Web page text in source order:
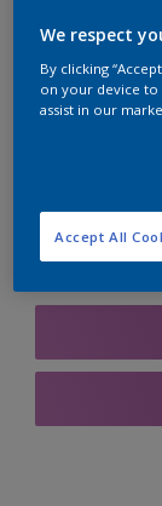
Op dit
te bestellen.
er hard aan
We respect
By clicking
on your device to
assist in our
Accept All